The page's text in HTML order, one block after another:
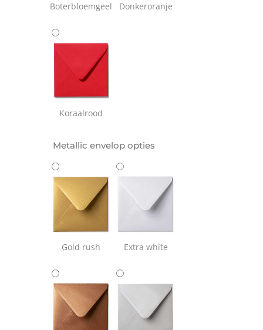
Boterbloemgeel Donkeroranje
Koraalrood
Metallic envelop opties
Gold rush Extra white